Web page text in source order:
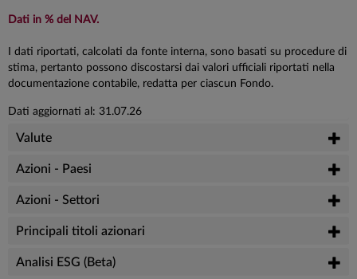
Dati in % del NAV.
I dati riportati, calcolati da fonte interna, sono basati su procedure di
stima, pertanto possono discostarsi dai valori ufficiali riportati nella
documentazione contabile, redatta per ciascun Fondo.
Dati aggiornati al: 31.07.26
Valute
Azioni - Paesi
Azioni - Settori
Principali titoli azionari
Analisi ESG (Beta)